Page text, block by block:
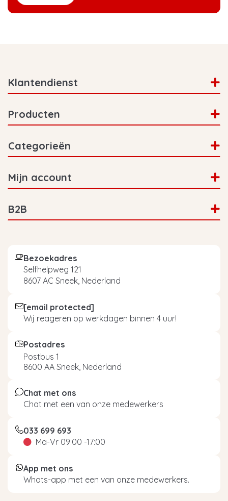
Klantendienst
Producten
Categorieën
Mijn account
B2B
Bezoekadres
Selfhelpweg 121
8607 AC Sneek, Nederland
[email protected]
Wij reageren op werkdagen binnen 4 uur!
Postadres
Postbus 1
8600 AA Sneek, Nederland
Chat met ons
Chat met een van onze medewerkers
033 699 693
Ma-Vr 09:00 -17:00
App met ons
Whats-app met een van onze medewerkers.